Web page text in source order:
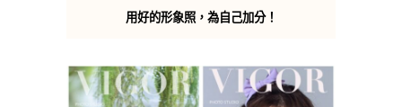
用好的形象照，為自己加分！